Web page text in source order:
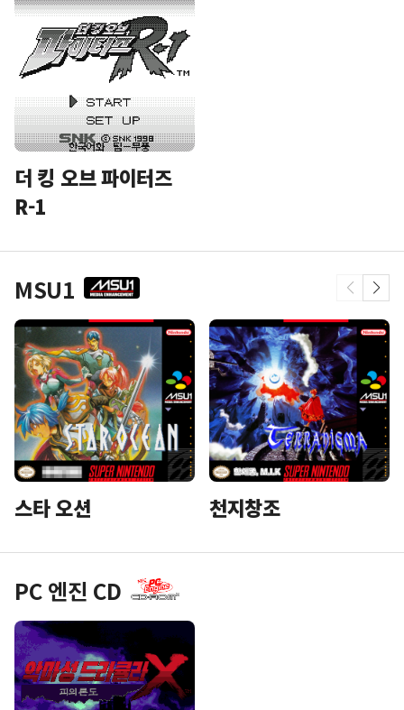
더 킹 오브 파이터즈
R-1
MSU1
스타 오션 천지창조
PC 엔진 CD